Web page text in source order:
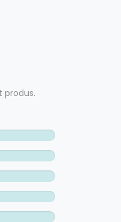
produs.